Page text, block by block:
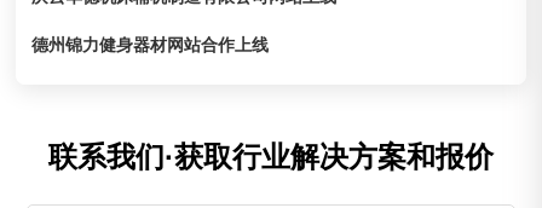
德州锦力健身器材网站合作上线
联系我们·获取行业解决方案和报价